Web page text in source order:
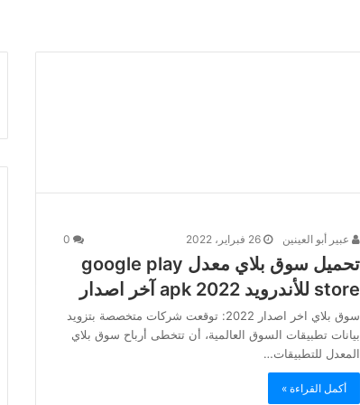
عبير أبو العينين 26 فبراير، 2022
تحميل سوق بلاي معدل google play
store للأندرويد apk 2022 آخر اصدار
سوق بلاي اخر اصدار 2022: توقعت شركات متخصصة بتزويد
بيانات تطبيقات السوق العالمية، أن تتخطى أرباح سوق بلاي
المعدل للتطبيقات…
أكمل القراءة »